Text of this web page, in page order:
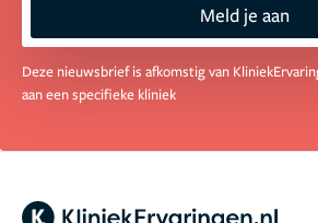
Meld je aan
Deze nieuwsbrief is afkomstig van
aan een specifieke kliniek